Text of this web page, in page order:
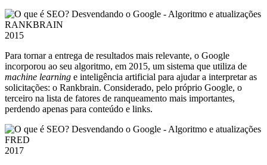
RANKBRAIN
2015
Para tornar a entrega de resultados mais relevante, o Google
incorporou ao seu algoritmo, em 2015, um sistema que utiliza de
machine learning e inteligência artificial para ajudar a interpretar as
solicitações: o Rankbrain. Considerado, pelo próprio Google, o
terceiro na lista de fatores de ranqueamento mais importantes,
perdendo apenas para conteúdo e links.
FRED
2017